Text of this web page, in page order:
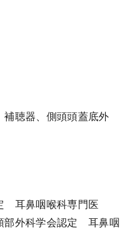
聴器、側頭頭蓋底外
耳鼻咽喉科専門医
部外科学会認定 耳鼻咽